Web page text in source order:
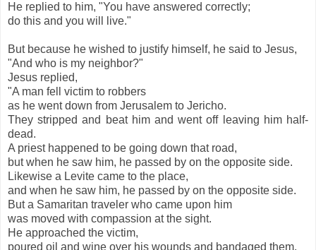
He replied to him, "You have answered correctly;
do this and you will live."
But because he wished to justify himself, he said to Jesus,
"And who is my neighbor?"
Jesus replied,
"A man fell victim to robbers
as he went down from Jerusalem to Jericho.
They stripped and beat him and went off leaving him half-
dead.
A priest happened to be going down that road,
but when he saw him, he passed by on the opposite side.
Likewise a Levite came to the place,
and when he saw him, he passed by on the opposite side.
But a Samaritan traveler who came upon him
was moved with compassion at the sight.
He approached the victim,
poured oil and wine over his wounds and bandaged them.